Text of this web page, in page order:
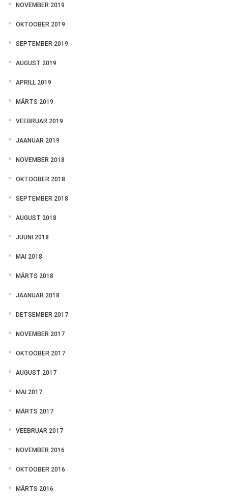
NOVEMBER 2019
OKTOOBER 2019
SEPTEMBER 2019
AUGUST 2019
APRILL 2019
MÄRTS 2019
VEEBRUAR 2019
JAANUAR 2019
NOVEMBER 2018
OKTOOBER 2018
SEPTEMBER 2018
AUGUST 2018
JUUNI 2018
MAI 2018
MÄRTS 2018
JAANUAR 2018
DETSEMBER 2017
NOVEMBER 2017
OKTOOBER 2017
AUGUST 2017
MAI 2017
MÄRTS 2017
VEEBRUAR 2017
NOVEMBER 2016
OKTOOBER 2016
MÄRTS 2016